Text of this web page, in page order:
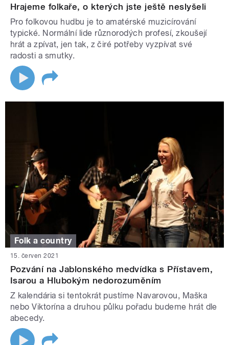
Hrajeme folkaře, o kterých jste ještě neslyšeli
Pro folkovou hudbu je to amatérské muzicírování
typické. Normální lide různorodých profesí, zkoušejí
hrát a zpívat, jen tak, z čiré potřeby vyzpívat své
radosti a smutky.
Folk a country
15. červen 2021
Pozvání na Jablonského medvídka s Přístavem,
Isarou a Hlubokým nedorozuměním
Z kalendária si tentokrát pustíme Navarovou, Maška
nebo Viktorína a druhou půlku pořadu budeme hrát dle
abecedy.